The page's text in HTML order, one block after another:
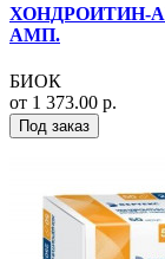
ХОНДРОИТИН-
АМП.
БИОК
от 1 373.00 р.
Под заказ